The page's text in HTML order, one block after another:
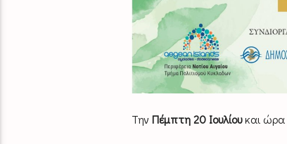
Την Πέμπτη 20 Ιουλίουκαι ώρα